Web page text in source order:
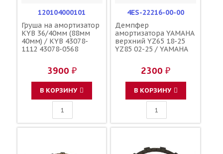
120104000101
Груша на амортизатор
KYB 36/40мм (88мм
40мм) / KYB 43078-
1112 43078-0568
3900 ₽
В КОРЗИНУ
4ES-22216-00-00
Демпфер
амортизатора YAMAHA
верхний YZ65 18-25
YZ85 02-25 / YAMAHA
2300 ₽
В КОРЗИНУ